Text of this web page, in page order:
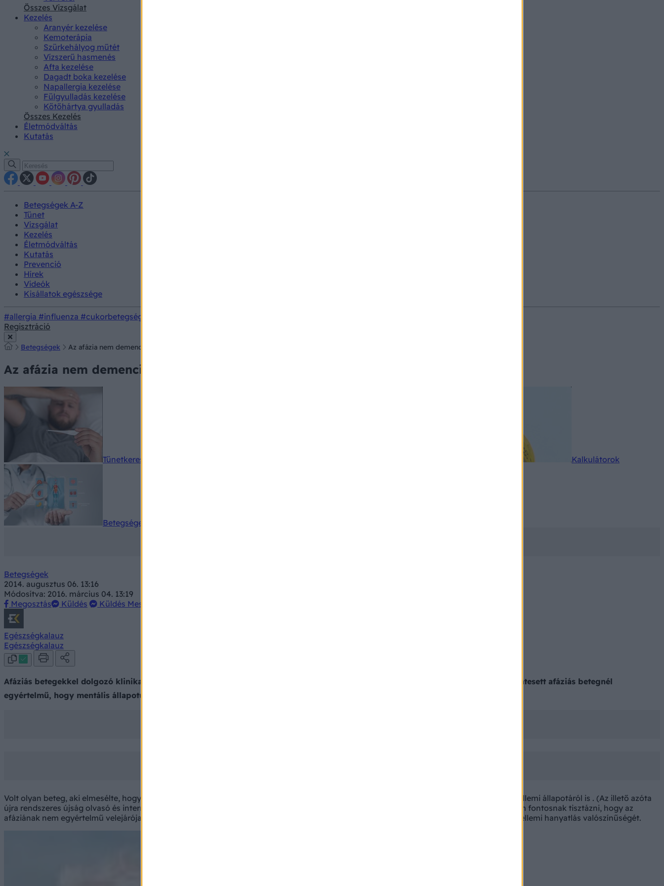
Összes Vizsgálat
Kezelés
Aranyér kezelése
Kemoterápia
Szürkehályog műtét
Vízszerű hasmenés
Afta kezelése
Dagadt boka kezelése
Napallergia kezelése
Fülgyulladás kezelése
Kötőhártya gyulladás
Összes Kezelés
Életmódváltás
Kutatás
Betegségek A-Z
Tünet
Vizsgálat
Kezelés
Életmódváltás
Kutatás
Prevenció
Hírek
Videók
Kisállatok egészsége
#allergia #influenza #cukorbetegség
Regisztráció
Betegségek Az afázia nem demencia!
Az afázia nem demencia!
Tünetkereső Kalkulátorok
Betegségek A-Z
Betegségek
2014. augusztus 06. 13:16
Módosítva: 2016. március 04. 13:19
Megosztás
Küldés Küldés Messengeren
Egészségkalauz
Egészségkalauz
Afáziás betegekkel dolgozó klinika logopédusként, gyakran találkozom hozzátartozók részéről azzal a tévhittel, hogy a stroke-on átesett afáziás betegnél
egyértelmű, hogy mentális állapotukban is nagyfokú hanyatlás áll be.
Volt olyan beteg, aki elmesélte, hogy a környezete milyen lemondóan beszélt - sokszor a füle hallatára- nemcsak a fizikai , de a várható szellemi állapotáról is . (Az illető azóta
újra rendszeres újság olvasó és internet használó, féloldali bénulása ellenére a házkörül adódó feladatokat is elvégzi.) Előbbiek miatt tartom fontosnak tisztázni, hogy az
afáziának nem egyértelmű velejárója a szellemi leépülés. Igaz ez annak ellenére, hogy az agyi katasztrófa közel 9 - 10 szeresére növeli a szellemi hanyatlás valószínűségét.